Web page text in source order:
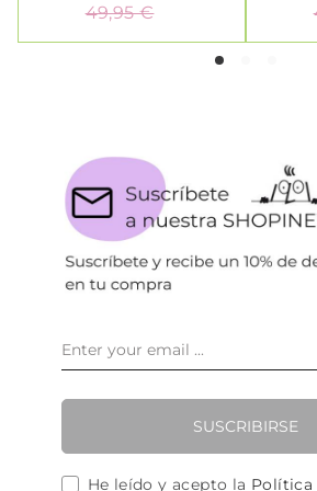
49,95 €
SUSCRIBIRSE
He leído y acepto la Política